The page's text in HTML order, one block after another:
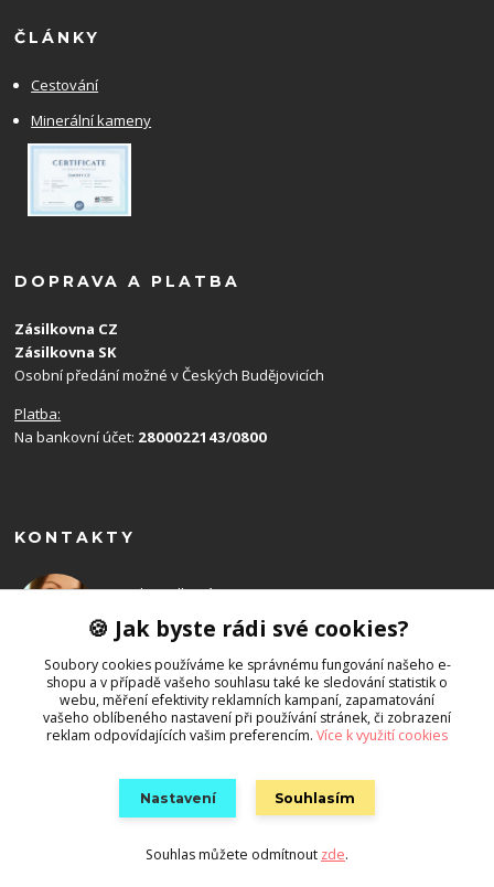
ČLÁNKY
Cestování
Minerální kameny
DOPRAVA A PLATBA
Zásilkovna CZ
Zásilkovna SK
Osobní předání možné v Českých Budějovicích
Platba:
Na bankovní účet: 2800022143/0800
KONTAKTY
Monika Balková
+420 602 715 192
(Po-Ne, 8-19 hod.)
info@emony.cz
Vytvořeno na Eshop-rychle.cz
🍪 Jak byste rádi své cookies?
Soubory cookies používáme ke správnému fungování našeho e-
shopu a v případě vašeho souhlasu také ke sledování statistik o
webu, měření efektivity reklamních kampaní, zapamatování
vašeho oblíbeného nastavení při používání stránek, či zobrazení
reklam odpovídajících vašim preferencím. Více k využití cookies
Nastavení Souhlasím
Souhlas můžete odmítnout zde.